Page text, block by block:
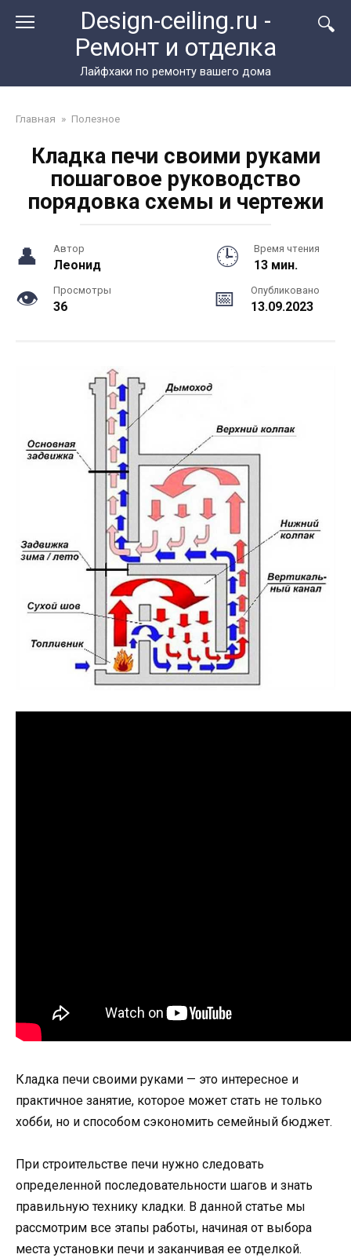
Design-ceiling.ru -
Ремонт и отделка
Лайфхаки по ремонту вашего дома
Главная » Полезное
Кладка печи своими руками
пошаговое руководство
порядовка схемы и чертежи
Автор
Леонид
Время чтения
13 мин.
Просмотры
36
Опубликовано
13.09.2023
Кладка печи своими руками — это интересное и
практичное занятие, которое может стать не только
хобби, но и способом сэкономить семейный бюджет.
При строительстве печи нужно следовать
определенной последовательности шагов и знать
правильную технику кладки. В данной статье мы
рассмотрим все этапы работы, начиная от выбора
места установки печи и заканчивая ее отделкой.